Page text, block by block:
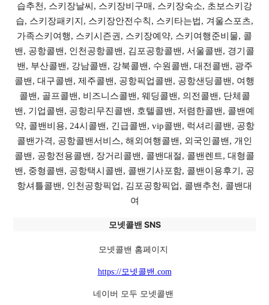
습추천, 스키장날씨, 스키장비구매, 스키장숙소, 초보스키강
습, 스키장패키지, 스키장안전수칙, 스키타는법, 겨울스포츠,
가족스키여행, 스키시즌권, 스키장예약, 스키여행준비물, 콜
밴, 공항콜밴, 인천공항콜밴, 김포공항콜밴, 서울콜밴, 경기콜
밴, 부산콜밴, 강남콜밴, 강북콜밴, 수원콜밴, 대전콜밴, 광주
콜밴, 대구콜밴, 제주콜밴, 공항픽업콜밴, 공항샌딩콜밴, 여행
콜밴, 골프콜밴, 비즈니스콜밴, 웨딩콜밴, 의전콜밴, 단체콜
밴, 기업콜밴, 공항리무진콜밴, 호텔콜밴, 저렴한콜밴, 콜밴예
약, 콜밴비용, 24시콜밴, 긴급콜밴, vip콜밴, 럭셔리콜밴, 공항
콜밴가격, 공항콜밴서비스, 해외여행콜밴, 외국인콜밴, 개인
콜밴, 공항전용콜밴, 장거리콜밴, 콜밴대절, 콜밴렌트, 대형콜
밴, 중형콜밴, 공항택시콜밴, 콜밴기사포함, 콜밴이용후기, 공
항셔틀콜밴, 인천공항픽업, 김포공항픽업, 콜밴추천, 콜밴대
여
모넷콜밴 SNS
모넷콜밴 홈페이지
https://모넷콜밴.com
네이버 모두 모넷콜밴